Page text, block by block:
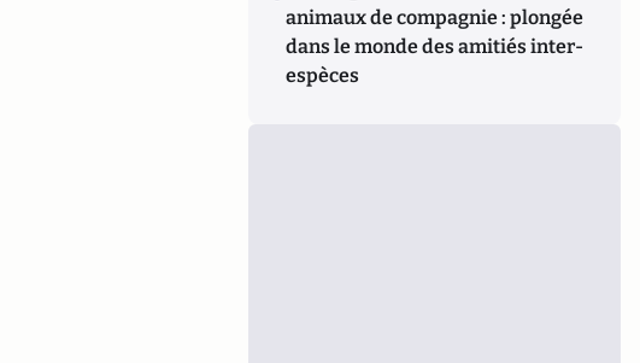
animaux de compagnie : plongée
dans le monde des amitiés inter-
espèces